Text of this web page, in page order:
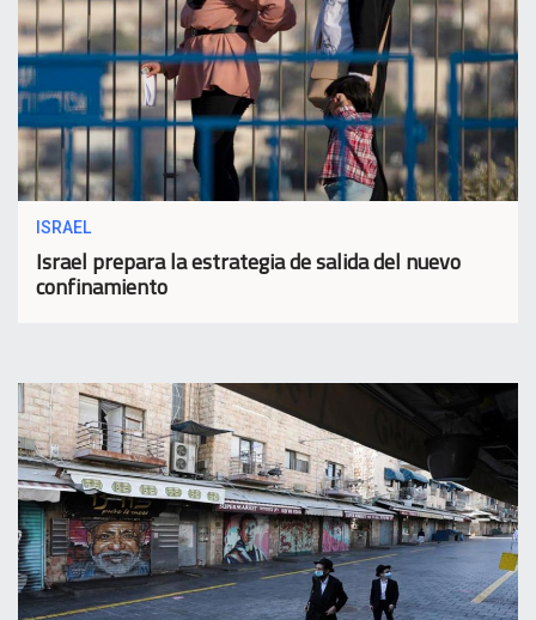
ISRAEL
Israel prepara la estrategia de salida del nuevo
confinamiento